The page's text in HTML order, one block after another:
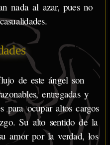
nada al azar, pues no
de este ángel son
entregadas y
para ocupar altos cargos
Su alto sentido de la
amor por la verdad, los